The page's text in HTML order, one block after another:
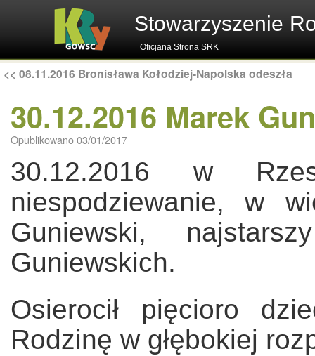
Stowarzyszenie
Oficjana Strona SRK
<< 08.11.2016 Bronisława Kołodziej-Napolska odeszła
30.12.2016 Marek
Opublikowano03/01/2017
30.12.2016 w
niespodziewanie, w
Guniewski,
Guniewskich.
Osierocił pięcioro
Rodzinę w głębokiej